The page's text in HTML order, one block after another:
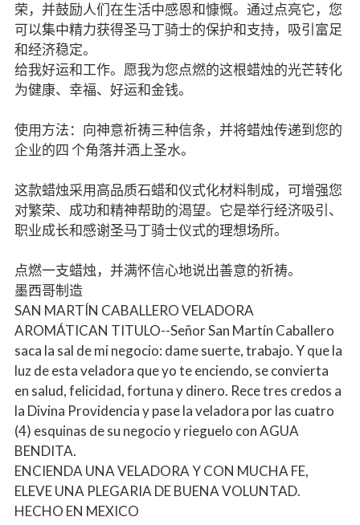
荣，并鼓励人们在生活中感恩和慷慨。通过点亮它，您
可以集中精力获得圣马丁骑士的保护和支持，吸引富足
和经济稳定。
给我好运和工作。愿我为您点燃的这根蜡烛的光芒转化
为健康、幸福、好运和金钱。
使用方法：向神意祈祷三种信条，并将蜡烛传递到您的
企业的四 个角落并洒上圣水。
这款蜡烛采用高品质石蜡和仪式化材料制成，可增强您
对繁荣、成功和精神帮助的渴望。它是举行经济吸引、
职业成长和感谢圣马丁骑士仪式的理想场所。
点燃一支蜡烛，并满怀信心地说出善意的祈祷。
墨西哥制造
SAN MARTÍN CABALLERO VELADORA
AROMÁTICAN TITULO--Señor San Martín Caballero
saca la sal de mi negocio: dame suerte, trabajo. Y que la
luz de esta veladora que yo te enciendo, se convierta
en salud, felicidad, fortuna y dinero. Rece tres credos a
la Divina Providencia y pase la veladora por las cuatro
(4) esquinas de su negocio y rieguelo con AGUA
BENDITA.
ENCIENDA UNA VELADORA Y CON MUCHA FE,
ELEVE UNA PLEGARIA DE BUENA VOLUNTAD.
HECHO EN MEXICO